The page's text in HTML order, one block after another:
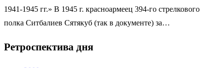
1941-1945 гг.» В 1945 г. красноармеец 394-го стрелкового
полка Ситбалиев Сятякуб (так в документе) за…
Ретроспектива дня